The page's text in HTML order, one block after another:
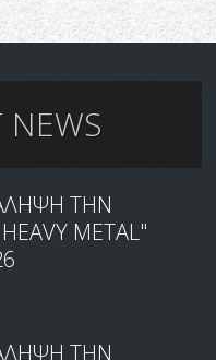
NEWS
ΤΗΝ
METAL"
ΤΗΝ